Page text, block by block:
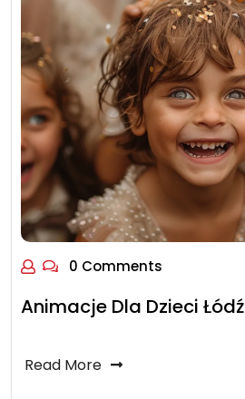
0 Comments
Animacje Dla Dzieci Łódź
Read More